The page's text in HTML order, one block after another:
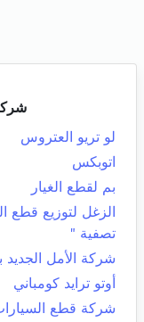
لو تريو العتروس
اتوبكس
بم لقطع الغيار
الزغل لتوزيع قطع
تصفية "
شركة الأمل الجديد
أوتو ترايد كومباني
شركة قطع